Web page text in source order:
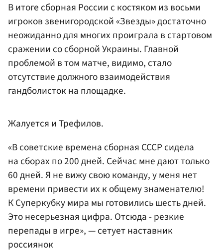
В итоге сборная России с костяком из восьми
игроков звенигородской «Звезды» достаточно
неожиданно для многих проиграла в стартовом
сражении со сборной Украины. Главной
проблемой в том матче, видимо, стало
отсутствие должного взаимодействия
гандболисток на площадке.
Жалуется и Трефилов.
«В советские времена сборная СССР сидела
на сборах по 200 дней. Сейчас мне дают только
60 дней. Я не вижу свою команду, у меня нет
времени привести их к общему знаменателю!
К Суперкубку мира мы готовились шесть дней.
Это несерьезная цифра. Отсюда - резкие
перепады в игре», — сетует наставник
россиянок